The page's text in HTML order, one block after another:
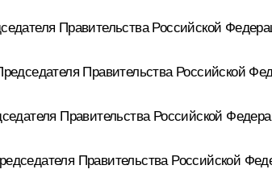
Правительства Российской
Правительства Российской
Правительства Российской
Правительства Российской